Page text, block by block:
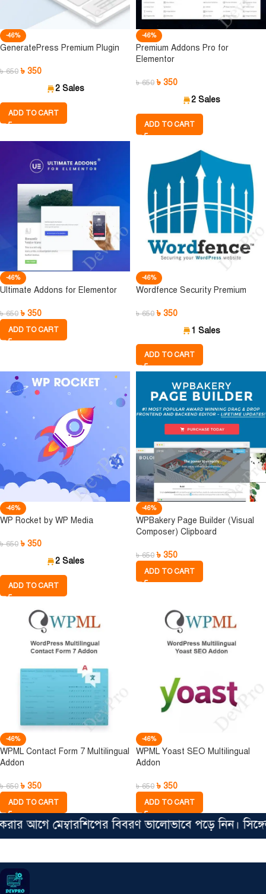
-46%
GeneratePress Premium Plugin
৳650 ৳ 350
2 Sales
ADD TO CART
-46%
Premium Addons Pro for
Elementor
৳650 ৳ 350
2 Sales
ADD TO CART
-46%
Ultimate Addons for Elementor
৳650 ৳ 350
ADD TO CART
-46%
Wordfence Security Premium
৳650 ৳ 350
1 Sales
ADD TO CART
-46%
WP Rocket by WP Media
৳650 ৳ 350
2 Sales
ADD TO CART
-46%
WPBakery Page Builder (Visual
Composer) Clipboard
৳650 ৳ 350
ADD TO CART
-46%
WPML Contact Form 7 Multilingual
Addon
৳650 ৳ 350
ADD TO CART
-46%
WPML Yoast SEO Multilingual
Addon
৳650 ৳ 350
ADD TO CART
আগে মেম্বারশিপের বিবরণ ভালোভাবে পড়ে নিন।